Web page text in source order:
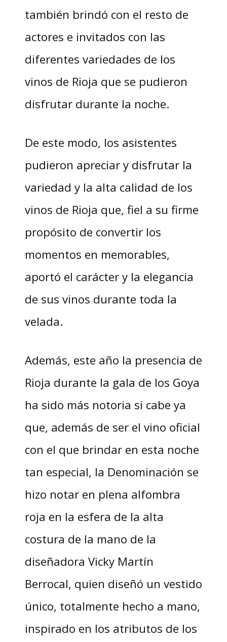
también brindó con el resto de
actores e invitados con las
diferentes variedades de los
vinos de Rioja que se pudieron
disfrutar durante la noche.
De este modo, los asistentes
pudieron apreciar y disfrutar la
variedad y la alta calidad de los
vinos de Rioja que, fiel a su firme
propósito de convertir los
momentos en memorables,
aportó el carácter y la elegancia
de sus vinos durante toda la
velada.
Además, este año la presencia de
Rioja durante la gala de los Goya
ha sido más notoria si cabe ya
que, además de ser el vino oficial
con el que brindar en esta noche
tan especial, la Denominación se
hizo notar en plena alfombra
roja en la esfera de la alta
costura de la mano de la
diseñadora Vicky Martín
Berrocal, quien diseñó un vestido
único, totalmente hecho a mano,
inspirado en los atributos de los